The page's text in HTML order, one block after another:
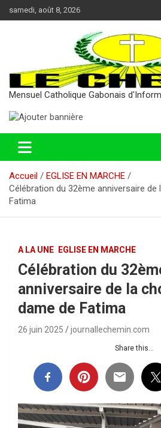
au
samedi, août 8, 2026
Mensuel Catholique Gabonais
Accueil
EGLISE EN MARCHE
Célébration du 32ème anniversaire
Fatima
A LA UNE EGLISE EN MARCHE
Célébration du
anniversaire de la
dame de Fatima
26 juin 2025 journallechemin.com
Share this...